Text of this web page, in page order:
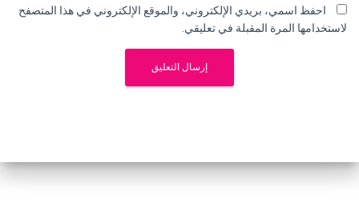
احفظ اسمي، بريدي الإلكتروني، والموقع الإلكتروني في هذا المتصفح
لاستخدامها المرة المقبلة في تعليقي.